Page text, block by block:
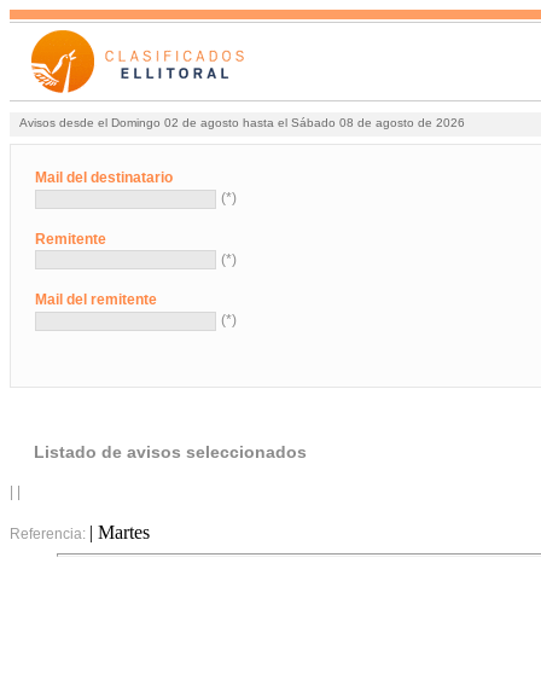
Avisos desde el Domingo 02 de agosto hasta el Sábado 08 de agosto de 2026
Mail del destinatario
(*)
Remitente
(*)
Mail del remitente
(*)
Listado de avisos seleccionados
Referencia: | Martes